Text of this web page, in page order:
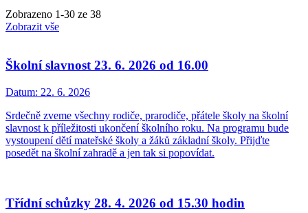
Zobrazeno 1-30 ze 38
Zobrazit vše
Školní slavnost 23. 6. 2026 od 16.00
Datum: 22. 6. 2026
Srdečně zveme všechny rodiče, prarodiče, přátele školy na školní
slavnost k příležitosti ukončení školního roku. Na programu bude
vystoupení dětí mateřské školy a žáků základní školy. Přijďte
posedět na školní zahradě a jen tak si popovídat.
Třídní schůzky 28. 4. 2026 od 15.30 hodin